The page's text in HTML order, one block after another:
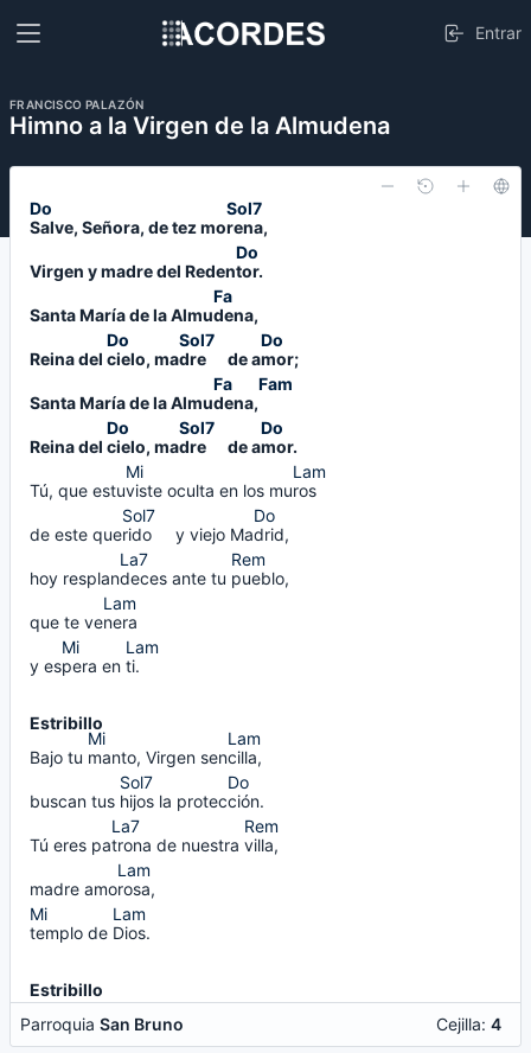
Entrar
FRANCISCO PALAZÓN
Himno a la Virgen de la Almudena
Salve, Señora, de tez morena,
Virgen y madre del Redentor.
Santa María de la Almudena,
Reina del cielo, madre de amor;
Santa María de la Almudena,
Reina del cielo, madre de amor.
Tú, que estuviste oculta en los muros
de este querido y viejo Madrid,
hoy resplandeces ante tu pueblo,
que te venera
y espera en ti.
Estribillo
Bajo tu manto, Virgen sencilla,
buscan tus hijos la protección.
Tú eres patrona de nuestra villa,
madre amorosa,
templo de Dios.
Estribillo
Parroquia San Bruno Cejilla: 4